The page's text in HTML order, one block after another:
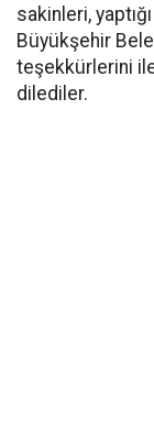
sakinleri,
Büyükşehir
teşekkürlerini
dilediler.